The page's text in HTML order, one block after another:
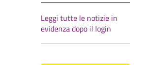
Leggi tutte le notizie in
evidenza dopo il login